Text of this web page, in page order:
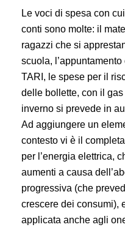
Le voci di spesa con
conti sono molte: il
ragazzi che si
scuola,
TARI, le spese per il
delle bollette, con il
inverno si prevede in
Ad aggiungere un
contesto vi è il
per l’energia elettrica,
aumenti a causa
progressiva (che
crescere dei consumi),
applicata anche agli